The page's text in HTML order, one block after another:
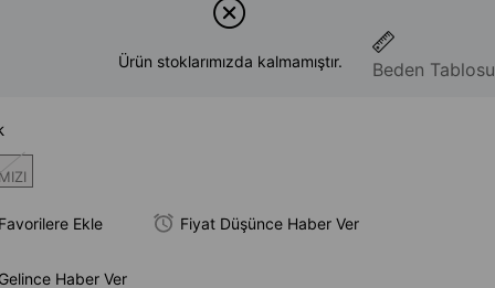
Beden Tablosu
Ürün stoklarımızda kalmamıştır.
Ekle Fiyat Düşünce Haber Ver
Haber Ver